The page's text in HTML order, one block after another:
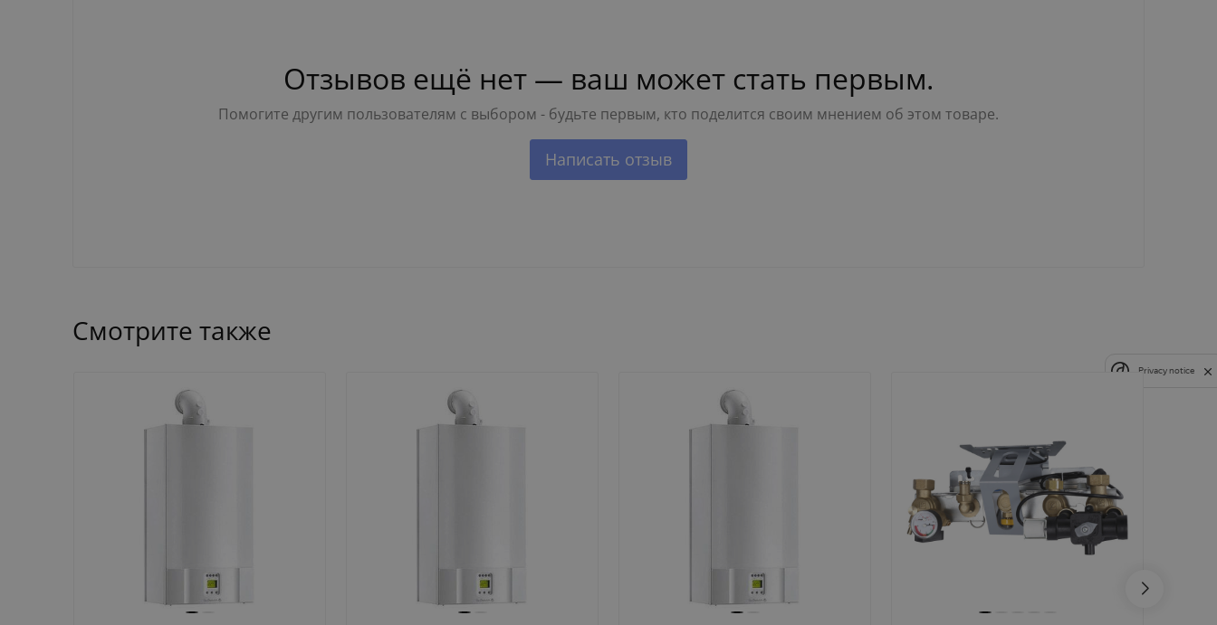
Отзывов ещё нет — ваш может стать первым.
Помогите другим пользователям с выбором - будьте первым, кто поделится своим мнением об этом товаре.
Написать отзыв
Смотрите также
Privacy notice